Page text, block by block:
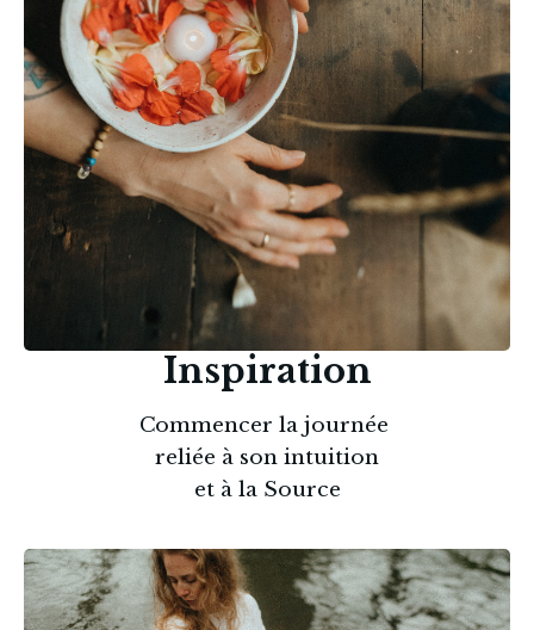
Inspiration
Commencer la journée
reliée à son intuition
et à la Source